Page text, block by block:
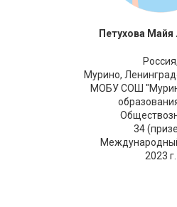
Петухова Майя
Россия,
Мурино,
МОБУ СОШ
34
2023 г.